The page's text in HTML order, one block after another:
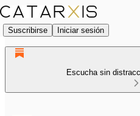
Suscribirse Iniciar sesión
Escucha sin